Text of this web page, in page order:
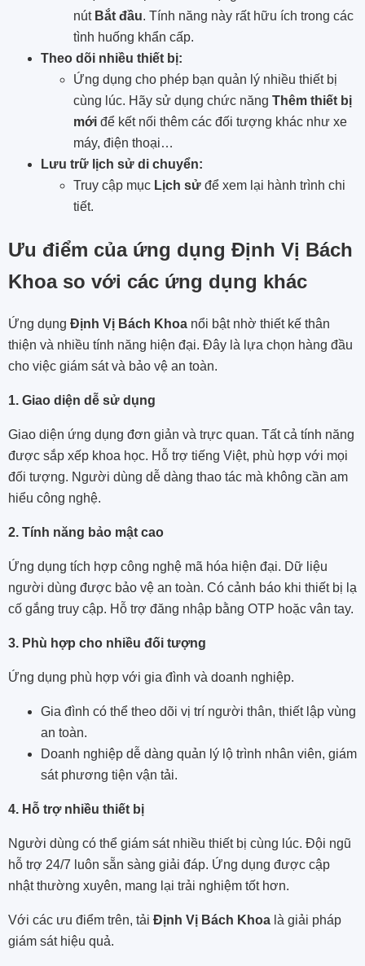
nút Bắt đầu. Tính năng này rất hữu ích trong các
tình huống khẩn cấp.
Theo dõi nhiều thiết bị:
Ứng dụng cho phép bạn quản lý nhiều thiết bị
cùng lúc. Hãy sử dụng chức năng Thêm thiết bị
mới để kết nối thêm các đối tượng khác như xe
máy, điện thoại…
Lưu trữ lịch sử di chuyển:
Truy cập mục Lịch sử để xem lại hành trình chi
tiết.
Ưu điểm của ứng dụng Định Vị Bách
Khoa so với các ứng dụng khác
Ứng dụng Định Vị Bách Khoa nổi bật nhờ thiết kế thân
thiện và nhiều tính năng hiện đại. Đây là lựa chọn hàng đầu
cho việc giám sát và bảo vệ an toàn.
1. Giao diện dễ sử dụng
Giao diện ứng dụng đơn giản và trực quan. Tất cả tính năng
được sắp xếp khoa học. Hỗ trợ tiếng Việt, phù hợp với mọi
đối tượng. Người dùng dễ dàng thao tác mà không cần am
hiểu công nghệ.
2. Tính năng bảo mật cao
Ứng dụng tích hợp công nghệ mã hóa hiện đại. Dữ liệu
người dùng được bảo vệ an toàn. Có cảnh báo khi thiết bị lạ
cố gắng truy cập. Hỗ trợ đăng nhập bằng OTP hoặc vân tay.
3. Phù hợp cho nhiều đối tượng
Ứng dụng phù hợp với gia đình và doanh nghiệp.
Gia đình có thể theo dõi vị trí người thân, thiết lập vùng
an toàn.
Doanh nghiệp dễ dàng quản lý lộ trình nhân viên, giám
sát phương tiện vận tải.
4. Hỗ trợ nhiều thiết bị
Người dùng có thể giám sát nhiều thiết bị cùng lúc. Đội ngũ
hỗ trợ 24/7 luôn sẵn sàng giải đáp. Ứng dụng được cập
nhật thường xuyên, mang lại trải nghiệm tốt hơn.
Với các ưu điểm trên, tải Định Vị Bách Khoa là giải pháp
giám sát hiệu quả.